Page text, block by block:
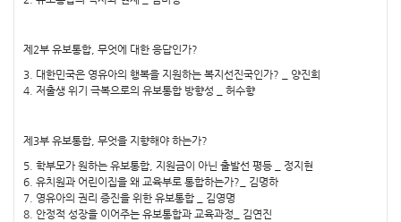
제2부 유보통합, 무엇에 대한 응답인가?
3. 대한민국은 영유아의 행복을 지원하는 복지선진국인가? _ 양진희
4. 저출생 위기 극복으로의 유보통합 방향성 _ 허수향
제3부 유보통합, 무엇을 지향해야 하는가?
5. 학부모가 원하는 유보통합, 지원금이 아닌 출발선 평등 _ 정지현
6. 유치원과 어린이집을 왜 교육부로 통합하는가?_ 김명하
7. 영유아의 권리 증진을 위한 유보통합 _ 김영명
8. 안정적 성장을 이어주는 유보통합과 교육과정_ 김연진